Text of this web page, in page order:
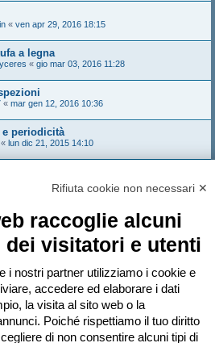
« ven apr 29, 2016 18:15
a legna
« gio mar 03, 2016 11:28
« mar gen 12, 2016 10:36
periodicità
« lun dic 21, 2015 14:10
« lun dic 14, 2015 22:12
Pagina 1di10
1 2 3 4 5 … 10 Prossimo
Vai a
Rifiuta cookie non necessari ✕
raccoglie alcuni
dei visitatori e utenti
i nostri partner utilizziamo i cookie e
accedere ed elaborare i dati
la visita al sito web o la
Poiché rispettiamo il tuo diritto
di non consentire alcuni tipi di